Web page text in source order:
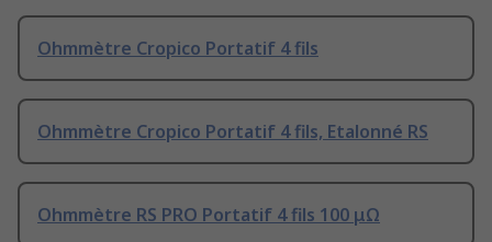
Ohmmètre Cropico Portatif 4 fils
Ohmmètre Cropico Portatif 4 fils, Etalonné RS
Ohmmètre RS PRO Portatif 4 fils 100 μΩ